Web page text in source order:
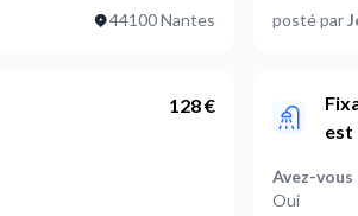
?
44100 Nantes
Paroi de
Quels
Paroi de
posté par
128 €
est
Avez-
Oui